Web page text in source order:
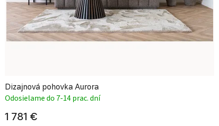
Dizajnová pohovka Aurora
Odosielame do 7-14 prac. dní
1 781 €